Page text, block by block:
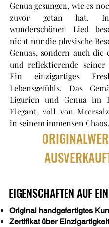
Genua gesungen, wie es
zuvor getan hat. In
wunderschönen Lied
nicht nur die physische
Genuas, sondern auch die
und reflektierende seiner
Ein einzigartiges
Lebensgefühls. Das
Ligurien und Genua im
Elegant, voll von
in seinem immensen Chaos.
EIGENSCHAFTEN AUF
Original handgefertigtes
Zertifikat über